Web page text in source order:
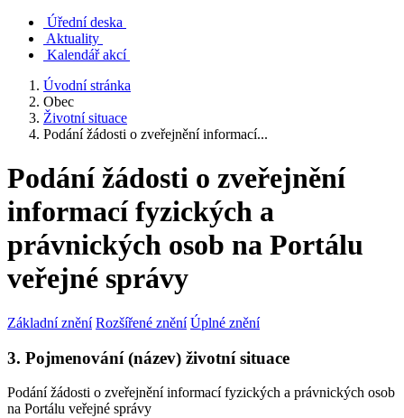
Úřední deska
Aktuality
Kalendář akcí
Úvodní stránka
Obec
Životní situace
Podání žádosti o zveřejnění informací...
Podání žádosti o zveřejnění
informací fyzických a
právnických osob na Portálu
veřejné správy
Základní znění Rozšířené znění Úplné znění
3. Pojmenování (název) životní situace
Podání žádosti o zveřejnění informací fyzických a právnických osob
na Portálu veřejné správy